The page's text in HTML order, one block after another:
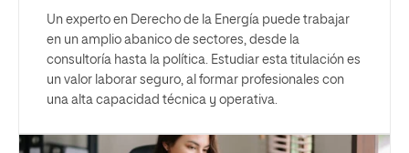
Un experto en Derecho de la Energía puede trabajar
en un amplio abanico de sectores, desde la
consultoría hasta la política. Estudiar esta titulación es
un valor laborar seguro, al formar profesionales con
una alta capacidad técnica y operativa.